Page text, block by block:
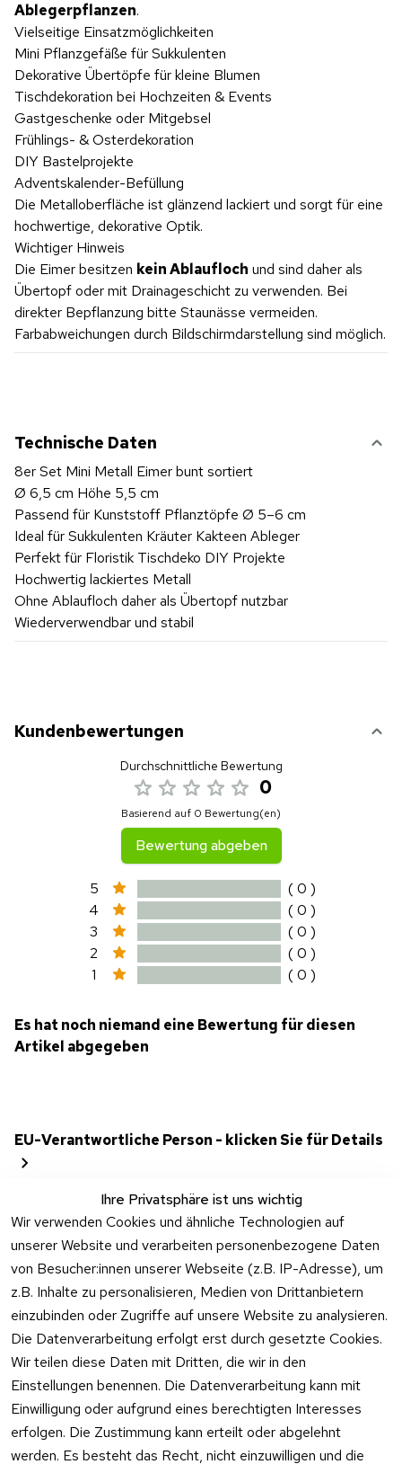
Ablegerpflanzen.
Vielseitige Einsatzmöglichkeiten
Mini Pflanzgefäße für Sukkulenten
Dekorative Übertöpfe für kleine Blumen
Tischdekoration bei Hochzeiten & Events
Gastgeschenke oder Mitgebsel
Frühlings- & Osterdekoration
DIY Bastelprojekte
Adventskalender-Befüllung
Die Metalloberfläche ist glänzend lackiert und sorgt für eine
hochwertige, dekorative Optik.
Wichtiger Hinweis
Die Eimer besitzen kein Ablaufloch und sind daher als
Übertopf oder mit Drainageschicht zu verwenden. Bei
direkter Bepflanzung bitte Staunässe vermeiden.
Farbabweichungen durch Bildschirmdarstellung sind möglich.
Technische Daten
8er Set Mini Metall Eimer bunt sortiert
Ø 6,5 cm Höhe 5,5 cm
Passend für Kunststoff Pflanztöpfe Ø 5–6 cm
Ideal für Sukkulenten Kräuter Kakteen Ableger
Perfekt für Floristik Tischdeko DIY Projekte
Hochwertig lackiertes Metall
Ohne Ablaufloch daher als Übertopf nutzbar
Wiederverwendbar und stabil
Kundenbewertungen
Durchschnittliche Bewertung
0
Basierend auf 0 Bewertung(en)
Bewertung abgeben
5
( 0 )
4
( 0 )
3
( 0 )
2
( 0 )
1
( 0 )
Es hat noch niemand eine Bewertung für diesen
Artikel abgegeben
EU-Verantwortliche Person - klicken Sie für Details
Ihre Privatsphäre ist uns wichtig
Wir verwenden Cookies und ähnliche Technologien auf
unserer Website und verarbeiten personenbezogene Daten
von Besucher:innen unserer Webseite (z.B. IP-Adresse), um
z.B. Inhalte zu personalisieren, Medien von Drittanbietern
einzubinden oder Zugriffe auf unsere Website zu analysieren.
Die Datenverarbeitung erfolgt erst durch gesetzte Cookies.
Wir teilen diese Daten mit Dritten, die wir in den
Einstellungen benennen. Die Datenverarbeitung kann mit
Einwilligung oder aufgrund eines berechtigten Interesses
erfolgen. Die Zustimmung kann erteilt oder abgelehnt
werden. Es besteht das Recht, nicht einzuwilligen und die
Rechtliches
AGB
Impressum
Datenschutzer
klärung
Kontakt
Kontakt
Registrieren